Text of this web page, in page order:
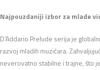
Najpouzdaniji izbor za mlade
D’Addario Prelude serija je
razvoj mladih muzičara.
neverovatno stabilne i trajne, što